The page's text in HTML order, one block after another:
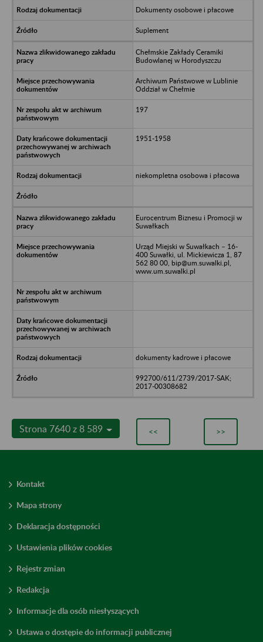
Dokumenty osobowe i płacowe
Suplement
Chełmskie Zakłady Ceramiki
Budowlanej w Horodyszczu
Archiwum Państwowe w Lublinie
Oddział w Chełmie
197
1951-1958
niekompletna osobowa i płacowa
Eurocentrum Biznesu i Promocji w
Suwałkach
Urząd Miejski w Suwałkach – 16-
400 Suwałki, ul. Mickiewicza 1, 87
562 80 00, bip@um.suwalki.pl,
www.um.suwalki.pl
dokumenty kadrowe i płacowe
992700/611/2739/2017-SAK;
2017-00308682
Strona 7640 z 8 589 << >>
Kontakt
Mapa strony
Deklaracja dostępności
Ustawienia plików cookies
Rejestr zmian
Redakcja
Informacje dla osób niesłyszących
Ustawa o dostępie do informacji publicznej